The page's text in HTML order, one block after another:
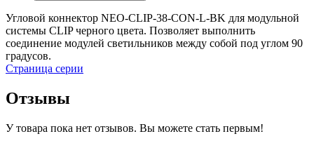
Угловой коннектор NEO-CLIP-38-CON-L-BK для модульной
системы CLIP черного цвета. Позволяет выполнить
соединение модулей светильников между собой под углом 90
градусов.
Страница серии
Отзывы
У товара пока нет отзывов. Вы можете стать первым!